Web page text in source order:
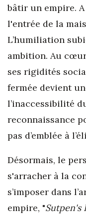
bâtir un empire.
l'entrée de la
L’humiliation
ambition. Au
ses rigidités
fermée devient
l’inaccessibilité
reconnaissance
pas d’emblée à
Désormais, le
s'arracher à la
s’imposer dans
empire, "Sutpen's